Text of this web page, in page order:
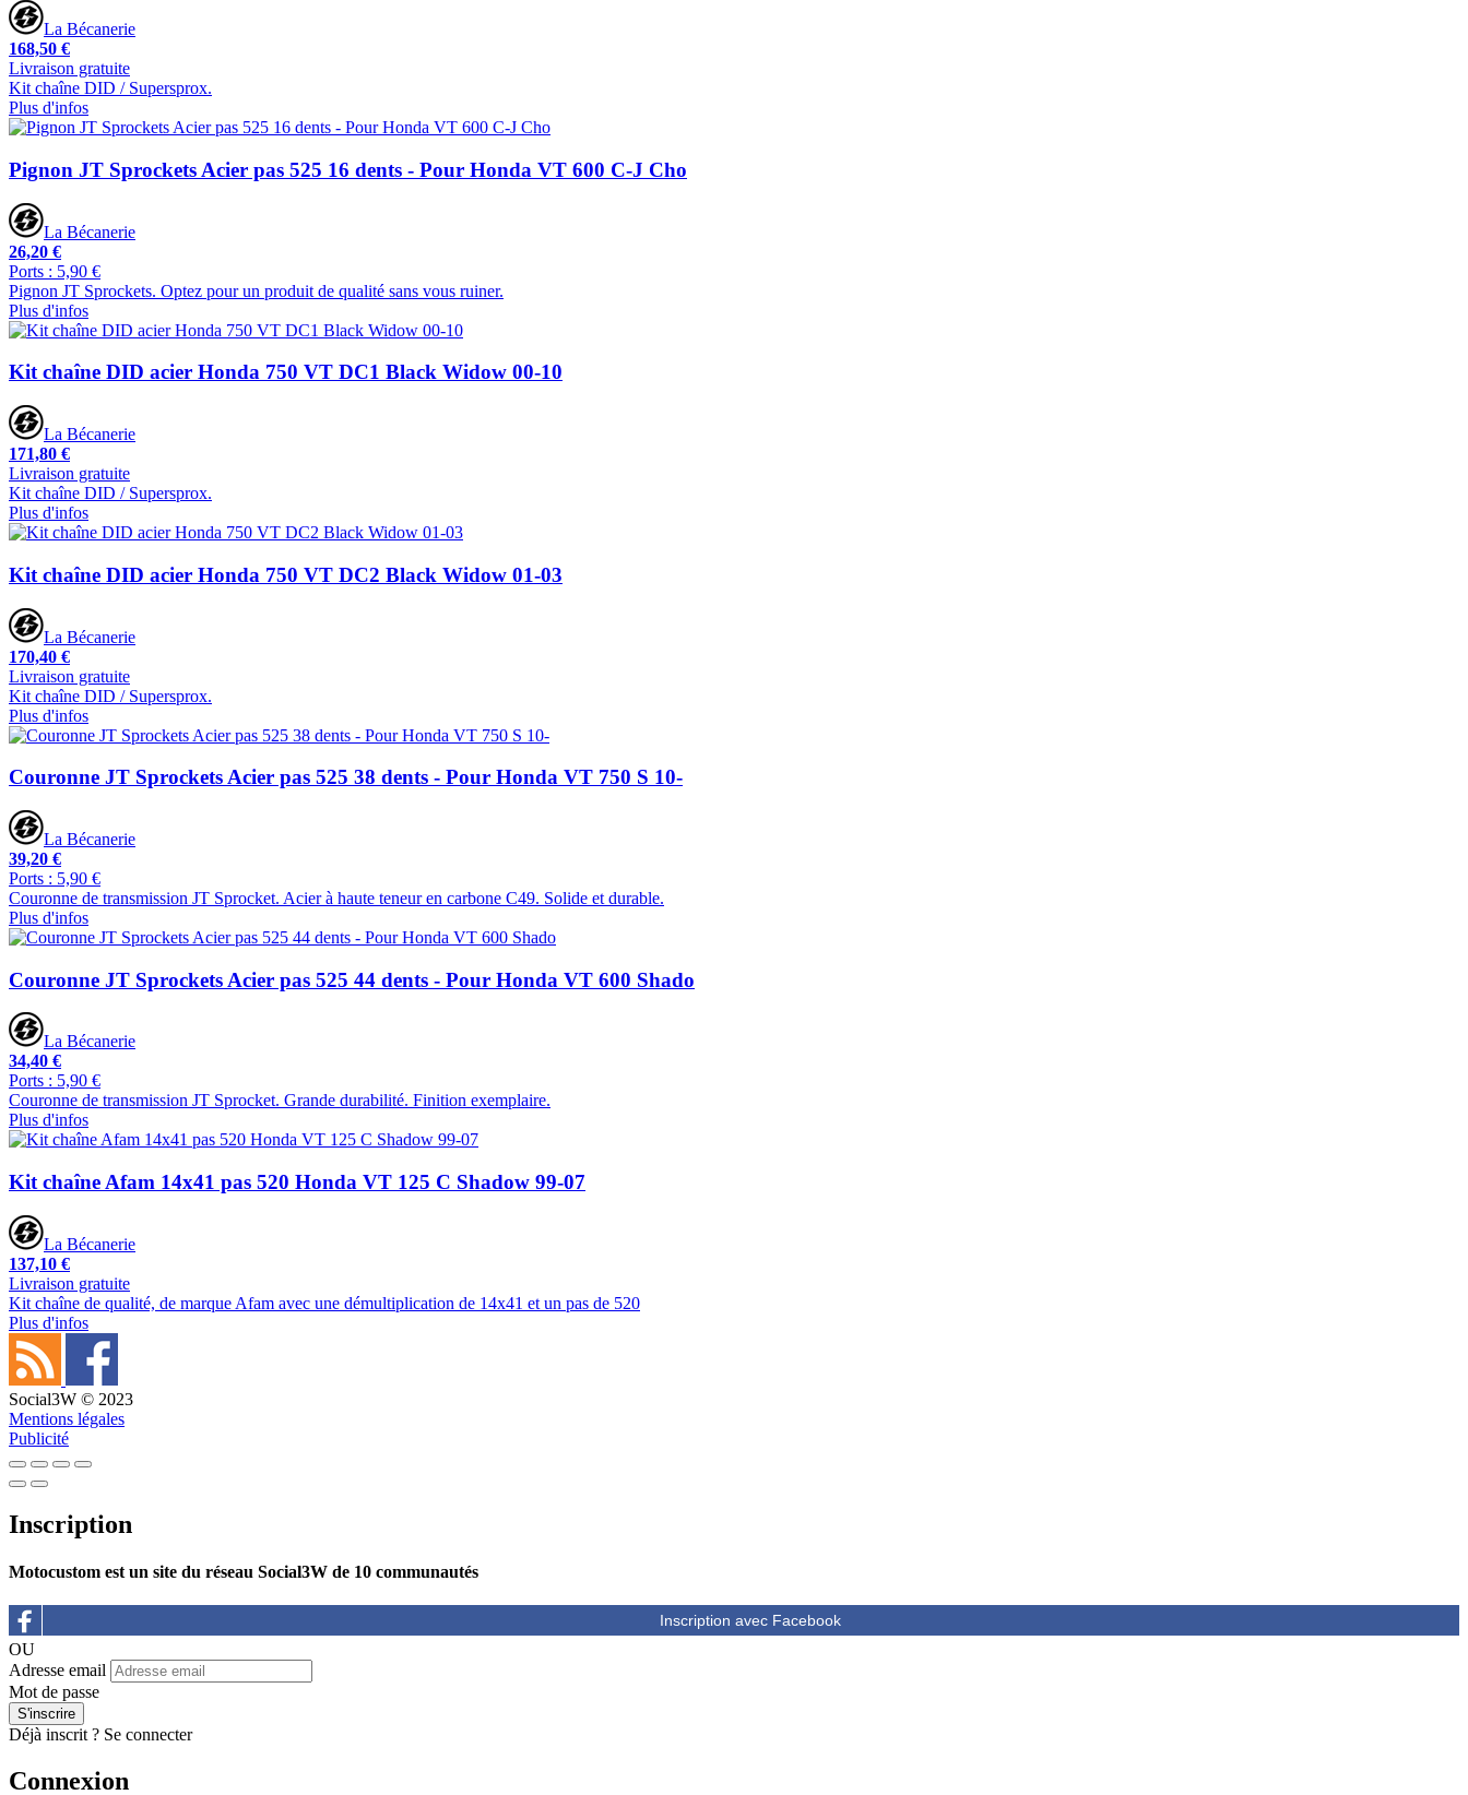
La Bécanerie
168,50 €
Livraison gratuite
Kit chaîne DID / Supersprox.
Plus d'infos
Pignon JT Sprockets Acier pas 525 16 dents - Pour Honda VT 600 C-J Cho
La Bécanerie
26,20 €
Ports : 5,90 €
Pignon JT Sprockets. Optez pour un produit de qualité sans vous ruiner.
Plus d'infos
Kit chaîne DID acier Honda 750 VT DC1 Black Widow 00-10
La Bécanerie
171,80 €
Livraison gratuite
Kit chaîne DID / Supersprox.
Plus d'infos
Kit chaîne DID acier Honda 750 VT DC2 Black Widow 01-03
La Bécanerie
170,40 €
Livraison gratuite
Kit chaîne DID / Supersprox.
Plus d'infos
Couronne JT Sprockets Acier pas 525 38 dents - Pour Honda VT 750 S 10-
La Bécanerie
39,20 €
Ports : 5,90 €
Couronne de transmission JT Sprocket. Acier à haute teneur en carbone C49. Solide et durable.
Plus d'infos
Couronne JT Sprockets Acier pas 525 44 dents - Pour Honda VT 600 Shado
La Bécanerie
34,40 €
Ports : 5,90 €
Couronne de transmission JT Sprocket. Grande durabilité. Finition exemplaire.
Plus d'infos
Kit chaîne Afam 14x41 pas 520 Honda VT 125 C Shadow 99-07
La Bécanerie
137,10 €
Livraison gratuite
Kit chaîne de qualité, de marque Afam avec une démultiplication de 14x41 et un pas de 520
Plus d'infos
Social3W © 2023
Mentions légales
Publicité
Inscription
Motocustom est un site du réseau Social3W de 10 communautés
OU
Adresse email
Mot de passe
Déjà inscrit ? Se connecter
Connexion